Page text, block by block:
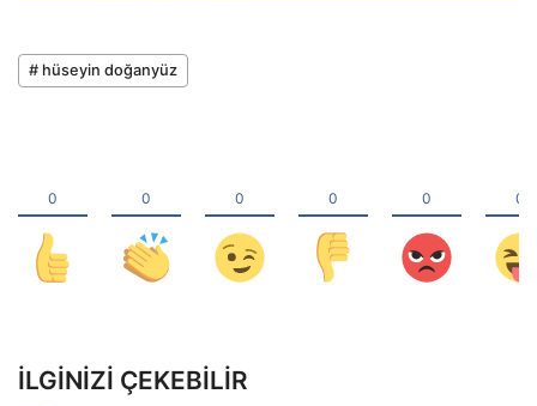
# hüseyin doğanyüz
İLGINIZI ÇEKEBILIR